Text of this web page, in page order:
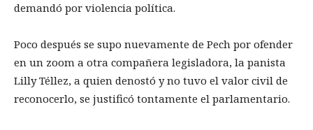
demandó por violencia política.
Poco después se supo nuevamente de Pech por ofender
en un zoom a otra compañera legisladora, la panista
Lilly Téllez, a quien denostó y no tuvo el valor civil de
reconocerlo, se justificó tontamente el parlamentario.